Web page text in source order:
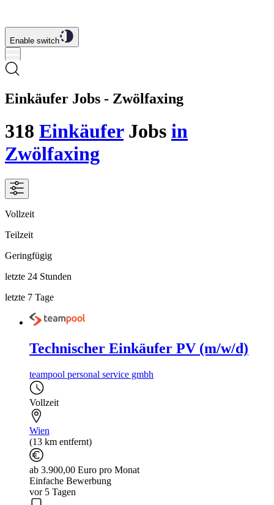
Enable switch
Einkäufer Jobs - Zwölfaxing
318 EinkäuferJobs in
Zwölfaxing
Vollzeit
Teilzeit
Geringfügig
letzte 24 Stunden
letzte 7 Tage
Technischer Einkäufer PV (m/w/d)
teampool personal service gmbh
Vollzeit
Wien
(13 km entfernt)
ab 3.900,00 Euro pro Monat
Einfache Bewerbung
vor 5 Tagen